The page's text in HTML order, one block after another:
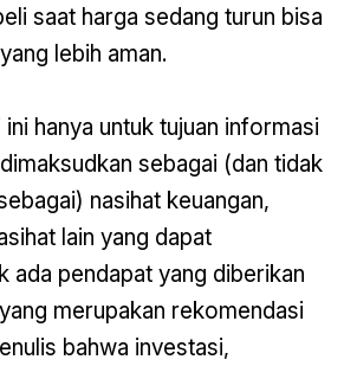
saat harga sedang turun bisa
lebih aman.
hanya untuk tujuan informasi
sebagai (dan tidak
nasihat keuangan,
lain yang dapat
ada pendapat yang diberikan
merupakan rekomendasi
bahwa investasi,